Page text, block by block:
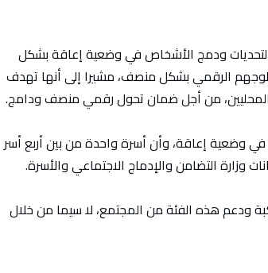
ودمج الأشخاص في وضعية إعاقة بشكل
الرقمي بشكل منصف، مشيرا إلى أنها تهدف
من أجل ضمان تحول رقمي منصف ودامج.
وضعية إعاقة، وأن أسرة واحدة من بين أربع أسر
التضامن والإدماج الاجتماعي والأسرة.
ودعم هذه الفئة من المجتمع، لا سيما من خلال